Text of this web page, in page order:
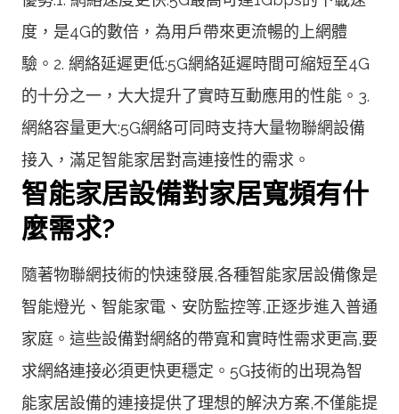
度，是4G的數倍，為用戶帶來更流暢的上網體
驗。2. 網絡延遲更低:5G網絡延遲時間可縮短至4G
的十分之一，大大提升了實時互動應用的性能。3.
網絡容量更大:5G網絡可同時支持大量物聯網設備
接入，滿足智能家居對高連接性的需求。
智能家居設備對家居寬頻有什
麼需求?
隨著物聯網技術的快速發展,各種智能家居設備像是
智能燈光、智能家電、安防監控等,正逐步進入普通
家庭。這些設備對網絡的帶寬和實時性需求更高,要
求網絡連接必須更快更穩定。5G技術的出現為智
能家居設備的連接提供了理想的解決方案,不僅能提